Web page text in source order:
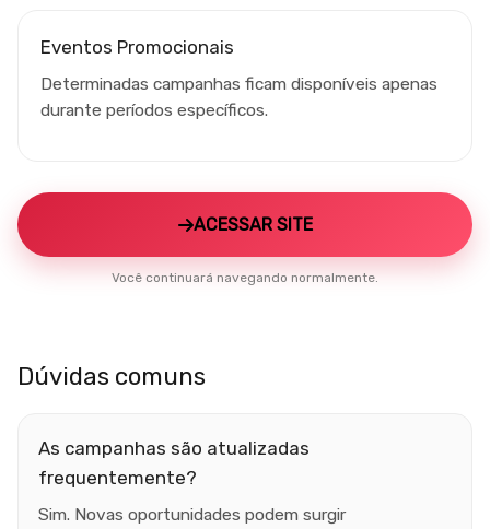
Eventos Promocionais
Determinadas campanhas ficam disponíveis apenas
durante períodos específicos.
ACESSAR SITE
Você continuará navegando normalmente.
Dúvidas comuns
As campanhas são atualizadas
frequentemente?
Sim. Novas oportunidades podem surgir